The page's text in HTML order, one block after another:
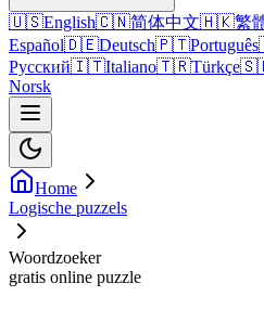
🇺🇸English🇨🇳简体中文🇭🇰繁
Español🇩🇪Deutsch🇵🇹Português
Русский🇮🇹Italiano🇹🇷Türkçe
Norsk
Home
Logische puzzels
Woordzoeker
gratis online puzzle